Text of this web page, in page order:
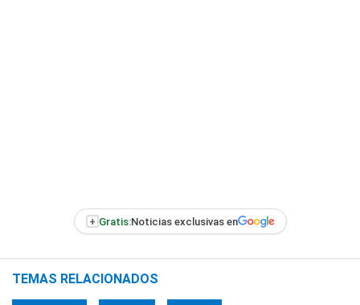
+ Gratis:Noticias exclusivas en
TEMAS RELACIONADOS